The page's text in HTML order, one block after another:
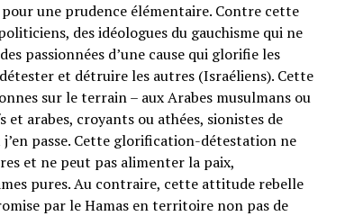
une prudence élémentaire. Contre cette
des idéologues du gauchisme qui ne
passionnées d’une cause qui glorifie les
et détruire les autres (Israéliens). Cette
sur le terrain – aux Arabes musulmans ou
arabes, croyants ou athées, sionistes de
passe. Cette glorification-détestation ne
et ne peut pas alimenter la paix,
pures. Au contraire, cette attitude rebelle
par le Hamas en territoire non pas de